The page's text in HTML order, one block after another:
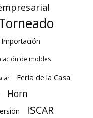
de moldes
Feria de la Casa
Horn
ISCAR